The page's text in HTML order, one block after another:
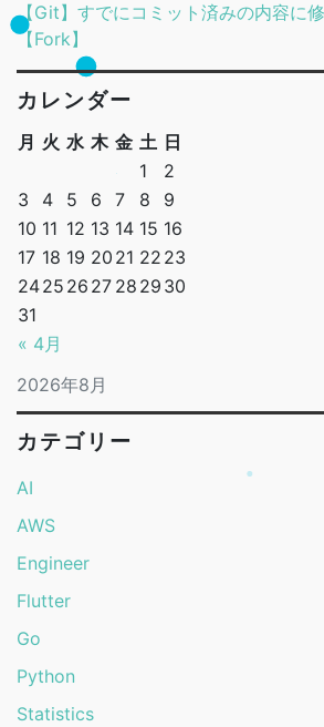
【Git】すでにコミット済みの内容に
【Fork】
カレンダー
2026年8月
月 火 水 木 金 土 日
« 4月
1
2
3
4 5 6 7 8
9
10 11 12 13 14 15 16
17 18 19 20 21 22 23
2425 26 27 28 29 30
31
カテゴリー
AI
AWS
Engineer
Flutter
Go
Python
Statistics